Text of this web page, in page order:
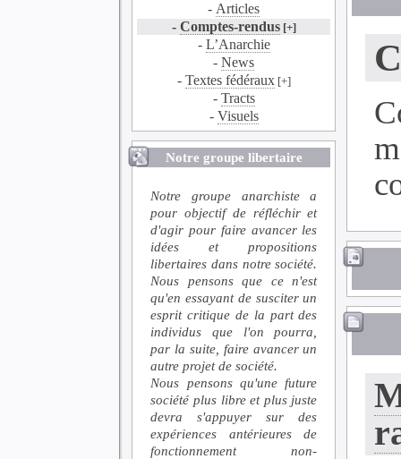
- Articles
- Comptes-rendus[+]
- L’Anarchie
-News
- Textes fédéraux[+]
- Tracts
- Visuels
Notre groupe libertaire
Notre groupe anarchiste a
pour objectif de réfléchir et
d'agir pour faire avancer les
idées et propositions
libertaires dans notre société.
Nous pensons que ce n'est
qu'en essayant de susciter un
esprit critique de la part des
individus que l'on pourra,
par la suite, faire avancer un
autre projet de société.
Nous pensons qu'une future
société plus libre et plus juste
devra s'appuyer sur des
expériences antérieures de
fonctionnement non-